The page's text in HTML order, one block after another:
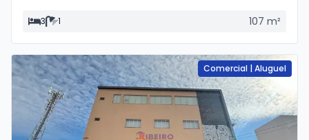
3 1 107 m²
Comercial |Aluguel